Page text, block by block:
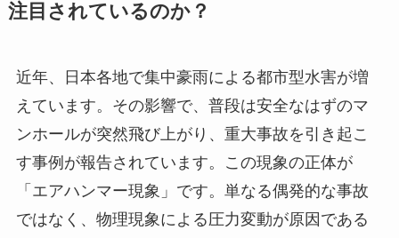
注目されているのか？
近年、日本各地で集中豪雨による都市型水害が増
えています。その影響で、普段は安全なはずのマ
ンホールが突然飛び上がり、重大事故を引き起こ
す事例が報告されています。この現象の正体が
「エアハンマー現象」です。単なる偶発的な事故
ではなく、物理現象による圧力変動が原因である